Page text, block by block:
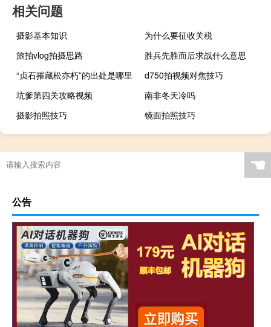
相关问题
摄影基本知识
为什么要征收关税
旅拍vlog拍摄思路
胜兵先胜而后求战什么意思
“贞石摧藏松亦朽”的出处是哪里
d750拍视频对焦技巧
坑爹第四关攻略视频
南非冬天冷吗
摄影拍照技巧
镜面拍照技巧
☚
公告